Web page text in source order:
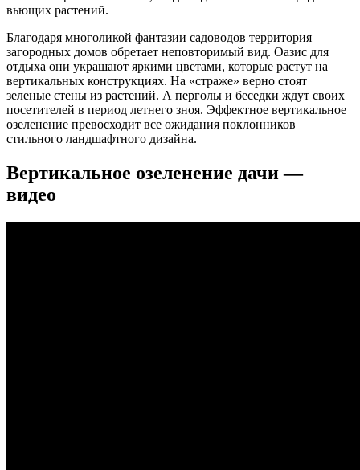
вьющих растений.
Благодаря многоликой фантазии садоводов территория
загородных домов обретает неповторимый вид. Оазис для
отдыха они украшают яркими цветами, которые растут на
вертикальных конструкциях. На «страже» верно стоят
зеленые стены из растений. А перголы и беседки ждут своих
посетителей в период летнего зноя. Эффектное вертикальное
озеленение превосходит все ожидания поклонников
стильного ландшафтного дизайна.
Вертикальное озеленение дачи —
видео